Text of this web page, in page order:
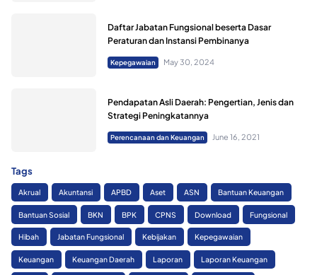
Daftar Jabatan Fungsional beserta Dasar
Peraturan dan Instansi Pembinanya
Kepegawaian May 30, 2024
Pendapatan Asli Daerah: Pengertian, Jenis dan
Strategi Peningkatannya
Perencanaan dan Keuangan June 16, 2021
Tags
Akrual Akuntansi APBD Aset ASN Bantuan Keuangan
Bantuan Sosial BKN BPK CPNS Download Fungsional
Hibah Jabatan Fungsional Kebijakan Kepegawaian
Keuangan Keuangan Daerah Laporan Laporan Keuangan